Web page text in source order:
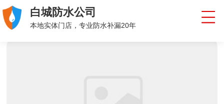
白城防水公司
本地实体门店，专业防水补漏20年